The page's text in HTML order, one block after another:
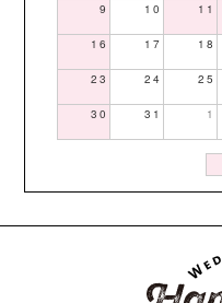
9 10 11
16 17 18
23 24 25
30 31 1